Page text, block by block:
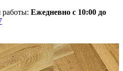
Ежедневно с 10:00 до